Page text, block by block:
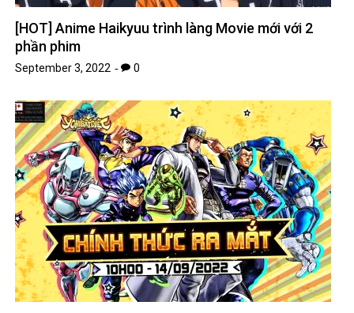
[HOT] Anime Haikyuu trình làng Movie mới với 2
phần phim
September 3, 2022 0